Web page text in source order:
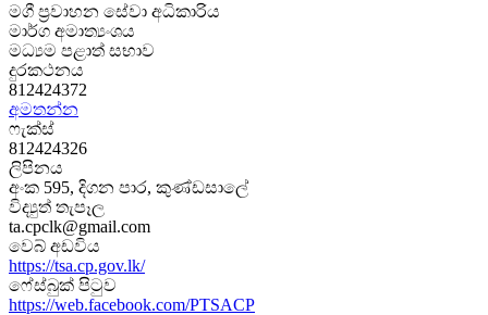
මගී ප්‍රවාහන සේවා අධිකාරිය
මාර්ග අමාත්‍යංශය
මධ්‍යම පළාත් සභාව
දුරකථනය
812424372
අමතන්න
ෆැක්ස්
812424326
ලිපිනය
අංක 595, දිගන පාර, කුණ්ඩසාලේ
විද්‍යුත් තැපෑල
ta.cpclk@gmail.com
වෙබ් අඩවිය
https://tsa.cp.gov.lk/
ෆේස්බුක් පිටුව
https://web.facebook.com/PTSACP